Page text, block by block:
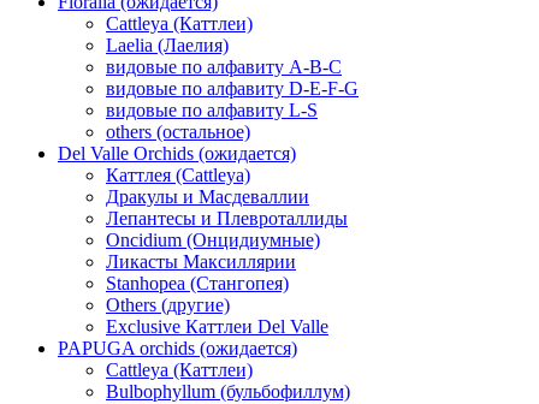
Cattleya (Каттлеи)
Laelia (Лаелия)
видовые по алфавиту A-B-C
видовые по алфавиту D-E-F-G
видовые по алфавиту L-S
others (остальное)
Del Valle Orchids (ожидается)
Каттлея (Cattleya)
Дракулы и Масдеваллии
Лепантесы и Плевроталлиды
Oncidium (Онцидиумные)
Ликасты Максиллярии
Stanhopea (Стангопея)
Others (другие)
Exclusive Каттлеи Del Valle
PAPUGA orchids (ожидается)
Cattleya (Каттлеи)
Bulbophyllum (бульбофиллум)